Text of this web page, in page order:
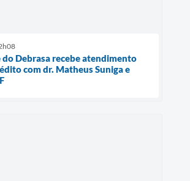
Debrasa recebe atendimento
com dr. Matheus Suniga e